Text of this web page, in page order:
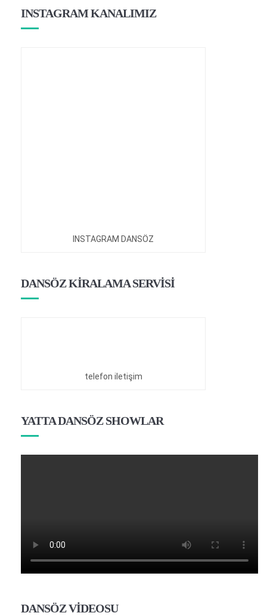
INSTAGRAM KANALIMIZ
INSTAGRAM DANSÖZ
DANSÖZ KİRALAMA SERVİSİ
telefon iletişim
YATTA DANSÖZ SHOWLAR
DANSÖZ VİDEOSU